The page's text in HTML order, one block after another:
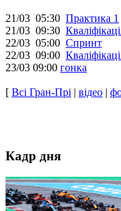
21/03 05:30 Практика 1
21/03 09:30
22/03 05:00 Спринт
22/03 09:00
23/03 09:00 гонка
[ Всі Гран-Прі | відео |
Кадр дня